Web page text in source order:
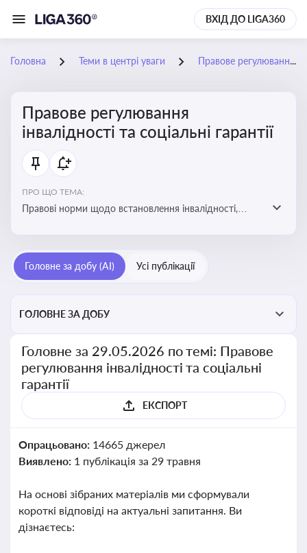
ВХІД ДО LIGA360
Головна Теми в центрі уваги Правове регулювання інвалідності та соціальні гарантії
Правове регулювання
інвалідності та соціальні гарантії
ПРО ЩО ТЕМА:
Правові норми щодо встановлення інвалідності,
Головне за добу (AI) Усі публікації
ГОЛОВНЕ ЗА ДОБУ
Головне за 29.05.2026 по темі: Правове
регулювання інвалідності та соціальні
гарантії
ЕКСПОРТ
Опрацьовано: 14665 джерел
Виявлено: 1 публікація за 29 травня
На основі зібраних матеріалів ми сформували
короткі відповіді на актуальні запитання. Ви
дізнаєтесь: